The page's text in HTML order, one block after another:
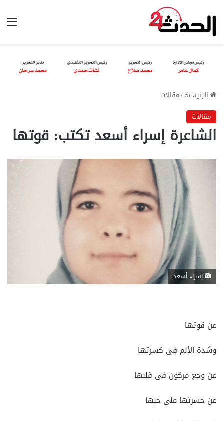
الرئيسية/مقالات
مقالات
الشاعرة إسراء أسعد تكتب: قوتها
إسراء أسعد
عن قوتها
وشدة الألم فى كسرتها
عن وجع مركون فى قلبها
عن حسرتها على حبها